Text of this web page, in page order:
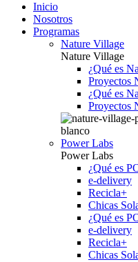
Inicio
Nosotros
Programas
Nature Village
Nature Village
¿Qué es
Proyectos
¿Qué es
Proyectos
Power Labs
Power Labs
¿Qué es
e-delivery
Recicla+
Chicas
¿Qué es
e-delivery
Recicla+
Chicas